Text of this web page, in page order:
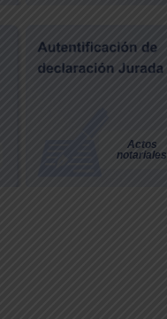
Actos
notariales